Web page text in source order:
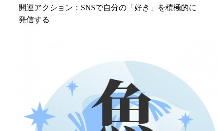
開運アクション：SNSで自分の「好き」を積極的に
発信する